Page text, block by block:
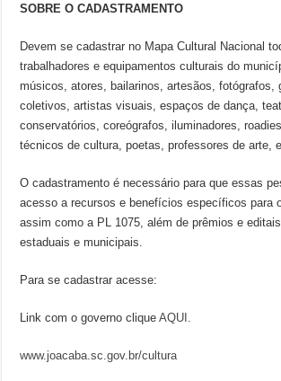
SOBRE O CADASTRAMENTO
Devem se cadastrar no Mapa Cultural Nacional
trabalhadores e equipamentos culturais do
músicos, atores, bailarinos, artesãos, fotógrafos,
coletivos, artistas visuais, espaços de dança,
conservatórios, coreógrafos, iluminadores,
técnicos de cultura, poetas, professores de arte,
O cadastramento é necessário para que essas
acesso a recursos e benefícios específicos para
assim como a PL 1075, além de prêmios e
estaduais e municipais.
Para se cadastrar acesse:
Link com o governo cliqueAQUI.
www.joacaba.sc.gov.br/cultura